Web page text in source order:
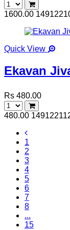
1600.00
Quick View
Ekavan
Rs 480.00
480.00
1
2
3
4
5
6
7
8
...
15